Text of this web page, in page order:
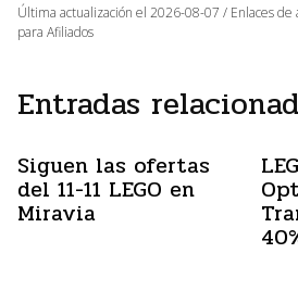
Última actualización el 2026-08-07 / Enlaces de
para Afiliados
Entradas
Siguen las ofertas
del 11-11 LEGO en
Miravia